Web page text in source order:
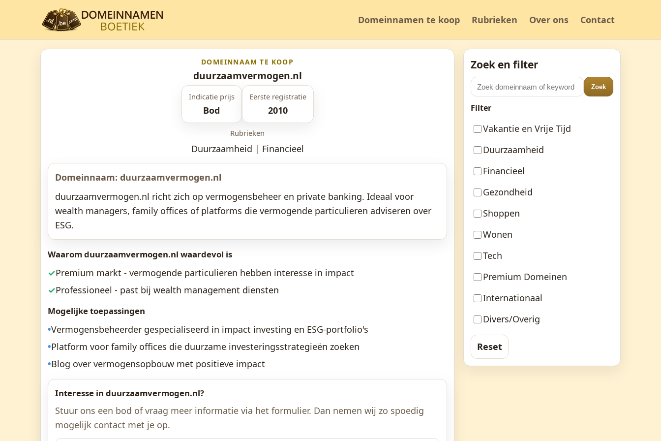
Domeinnamen te koop Rubrieken Over ons Contact
DOMEINNAAM TE KOOP
duurzaamvermogen.nl
Indicatie prijs
Bod
Eerste registratie
2010
Rubrieken
Duurzaamheid | Financieel
Domeinnaam: duurzaamvermogen.nl
duurzaamvermogen.nl richt zich op vermogensbeheer en private banking. Ideaal voor
wealth managers, family offices of platforms die vermogende particulieren adviseren over
ESG.
Waarom duurzaamvermogen.nl waardevol is
✓Premium markt - vermogende particulieren hebben interesse in impact
✓Professioneel - past bij wealth management diensten
Mogelijke toepassingen
•Vermogensbeheerder gespecialiseerd in impact investing en ESG-portfolio's
•Platform voor family offices die duurzame investeringsstrategieën zoeken
•Blog over vermogensopbouw met positieve impact
Interesse in duurzaamvermogen.nl?
Stuur ons een bod of vraag meer informatie via het formulier. Dan nemen wij zo spoedig
mogelijk contact met je op.
Zoek en filter
Zoek
Filter
Vakantie en Vrije Tijd
Duurzaamheid
Financieel
Gezondheid
Shoppen
Wonen
Tech
Premium Domeinen
Internationaal
Divers/Overig
Reset